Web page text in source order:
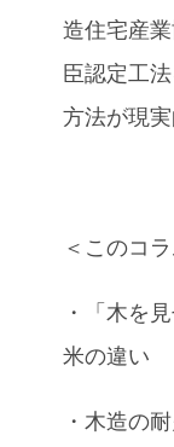
造住宅産
臣認定工
方法が現実
＜このコ
・「木を
米の違い
・木造の